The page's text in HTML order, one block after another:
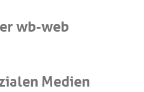
wb-web
Medien